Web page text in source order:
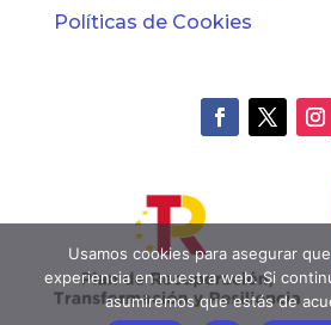
Políticas de Cookies
Usamos cookies para asegurar
experiencia en nuestra web. Si
asumiremos que estás de